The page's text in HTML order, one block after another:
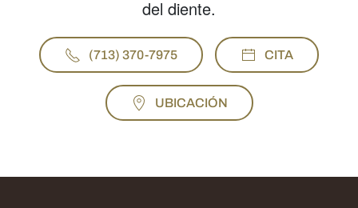
del diente.
(713) 370-7975 CITA
UBICACIÓN